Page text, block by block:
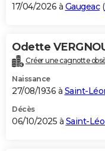
BONS PLANS
Carte de Noël
Carte Bonne année
Carte Saint-Valentin
Carte Pâques
Carte d'anniversaire
DICTIONNAIRE
Dictionnaire
Biographies
Citations
Expressions
Proverbes
PROGRAMME TV
S'inscrire
Se connecter
Lycées
Collèges
Primaires
Universités
Entreprises
Service militaire
Avis de recherche
AVIS DE DÉCÈS
17/04/2026 à Gaugeac(
Odette
Créer une cagnotte
Naissance
27/08/1936 à Saint-
Décès
06/10/2025 à Saint-